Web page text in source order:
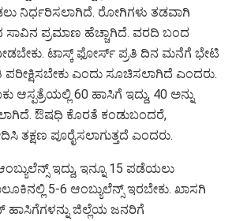
ನಿರ್ಧರಿಸಲಾಗಿದೆ. ರೋಗಿಗಳು ತಡವಾಗಿ
ಸಾವಿನ ಪ್ರಮಾಣ ಹೆಚ್ಚಾಗಿದೆ. ವರದಿ ಬಂದ
ಟಾಸ್ಕ್ ಫೋರ್ಸ್ ಪ್ರತಿ ದಿನ ಮನೆಗೆ ಭೇಟಿ
ಎಂದು ಸೂಚಿಸಲಾಗಿದೆ ಎಂದರು.
60 ಹಾಸಿಗೆ ಇದ್ದು, 40 ಅನ್ನು
ಔಷಧಿ ಕೊರತೆ ಕಂಡುಬಂದರೆ,
ತಕ್ಷಣ ಪೂರೈಸಲಾಗುತ್ತದೆ ಎಂದರು.
ಇದ್ದು, ಇನ್ನೂ 15 ಪಡೆಯಲು
5-6 ಆಂಬ್ಯುಲೆನ್ಸ್ ಇರಬೇಕು. ಖಾಸಗಿ
ಹಾಸಿಗೆಗಳನ್ನು ಜಿಲ್ಲೆಯ ಜನರಿಗೆ